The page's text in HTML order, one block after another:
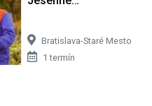
Bratislava-Staré Mesto
1 termín